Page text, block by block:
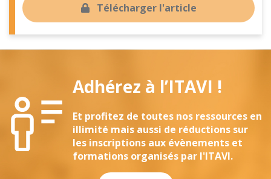
Télécharger l'article
Adhérez à l’ITAVI !
Et profitez de toutes nos ressources en
illimité mais aussi de réductions sur
les inscriptions aux évènements et
formations organisés par l'ITAVI.